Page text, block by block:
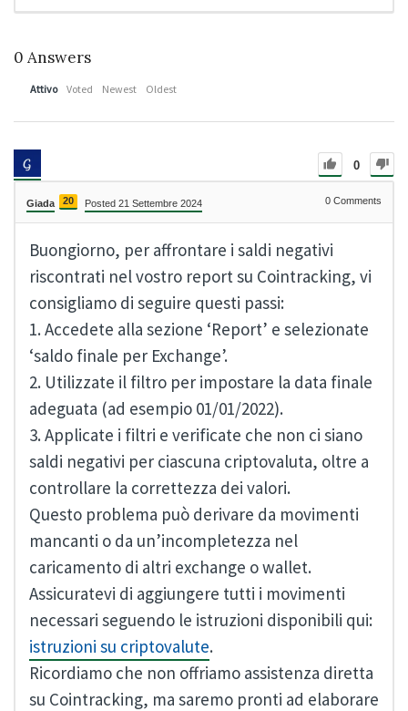
0 Answers
Attivo Voted Newest Oldest
0
Giada 20 Posted 21 Settembre 2024 0 Comments
Buongiorno, per affrontare i saldi negativi
riscontrati nel vostro report su Cointracking, vi
consigliamo di seguire questi passi:
1. Accedete alla sezione ‘Report’ e selezionate
‘saldo finale per Exchange’.
2. Utilizzate il filtro per impostare la data finale
adeguata (ad esempio 01/01/2022).
3. Applicate i filtri e verificate che non ci siano
saldi negativi per ciascuna criptovaluta, oltre a
controllare la correttezza dei valori.
Questo problema può derivare da movimenti
mancanti o da un’incompletezza nel
caricamento di altri exchange o wallet.
Assicuratevi di aggiungere tutti i movimenti
necessari seguendo le istruzioni disponibili qui:
istruzioni su criptovalute.
Ricordiamo che non offriamo assistenza diretta
su Cointracking, ma saremo pronti ad elaborare